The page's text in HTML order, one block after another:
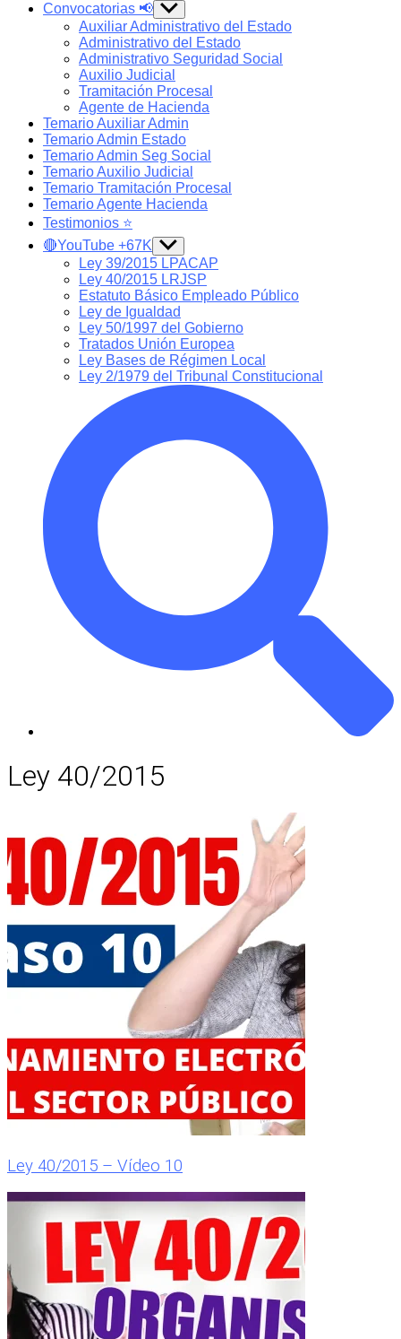
Convocatorias 📢 Show
sub
menu
Auxiliar Administrativo del Estado
Administrativo del Estado
Administrativo Seguridad Social
Auxilio Judicial
Tramitación Procesal
Agente de Hacienda
Temario Auxiliar Admin
Temario Admin Estado
Temario Admin Seg Social
Temario Auxilio Judicial
Temario Tramitación Procesal
Temario Agente Hacienda
Testimonios ⭐️
🔴YouTube +67K Show
sub
menu
Ley 39/2015 LPACAP
Ley 40/2015 LRJSP
Estatuto Básico Empleado Público
Ley de Igualdad
Ley 50/1997 del Gobierno
Tratados Unión Europea
Ley Bases de Régimen Local
Ley 2/1979 del Tribunal Constitucional
Ley 40/2015
Ley 40/2015 – Vídeo 10